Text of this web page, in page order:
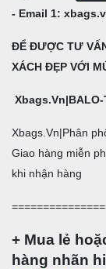
- Email 1:
ĐỂ ĐƯỢC TƯ
XÁCH ĐẸP VỚI
Xbags.Vn|BALO-
Xbags.Vn|Phân
Giao hàng miễn
khi nhận hàng
+ Mua lẻ
hàng nhãn